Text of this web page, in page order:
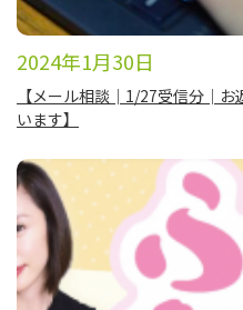
2024年1月30日
【​メール相談│1/27受信分│お
います】